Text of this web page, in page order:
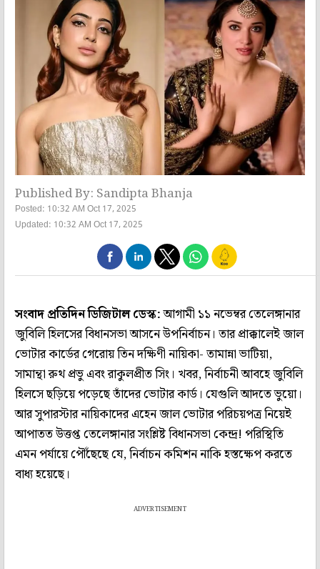
Published By: Sandipta Bhanja
Posted: 10:32 AM Oct 17, 2025
Updated: 10:32 AM Oct 17, 2025
সংবাদ প্রতিদিন ডিজিটাল ডেস্ক:আগামী ১১ নভেম্বর তেলেঙ্গানার
জুবিলি হিলসের বিধানসভা আসনে উপনির্বাচন। তার প্রাক্কালেই জাল
ভোটার কার্ডের গেরোয় তিন দক্ষিণী নায়িকা- তামান্না ভাটিয়া,
সামান্থা রুথ প্রভু এবং রাকুলপ্রীত সিং। খবর, নির্বাচনী আবহে জুবিলি
হিলসে ছড়িয়ে পড়েছে তাঁদের ভোটার কার্ড। যেগুলি আদতে ভুয়ো।
আর সুপারস্টার নায়িকাদের এহেন জাল ভোটার পরিচয়পত্র নিয়েই
আপাতত উত্তপ্ত তেলেঙ্গানার সংশ্লিষ্ট বিধানসভা কেন্দ্র! পরিস্থিতি
এমন পর্যায়ে পৌঁছেছে যে, নির্বাচন কমিশন নাকি হস্তক্ষেপ করতে
বাধ্য হয়েছে।
ADVERTISEMENT